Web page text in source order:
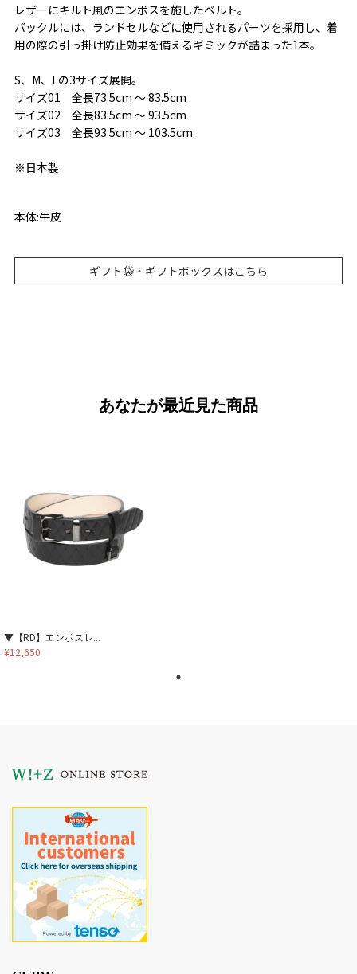
レザーにキルト風のエンボスを施したベルト。
バックルには、ランドセルなどに使用されるパーツを採用し、着
用の際の引っ掛け防止効果を備えるギミックが詰まった1本。
S、M、Lの3サイズ展開。
サイズ01 全長73.5cm ～ 83.5cm
サイズ02 全長83.5cm ～ 93.5cm
サイズ03 全長93.5cm ～ 103.5cm
※日本製
本体:牛皮
ギフト袋・ギフトボックスはこちら
あなたが最近見た商品
▼【RD】エンボスレ...
¥12,650